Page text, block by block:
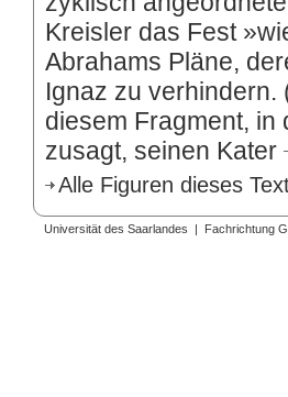
Kreisler das Fest
Abrahams Pläne,
Ignaz zu verhindern.
diesem Fragment, in
zusagt, seinen Kater
Alle Figuren dieses
Universität des Saarlandes | Fachrichtung